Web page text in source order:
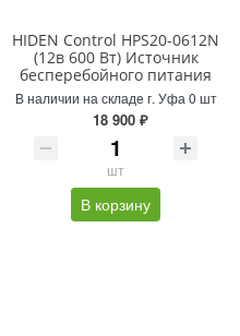
HIDEN Control HPS20-0612N
(12в 600 Вт) Источник
бесперебойного питания
В наличии на складе г. Уфа 0 шт
18 900 ₽
шт
В корзину